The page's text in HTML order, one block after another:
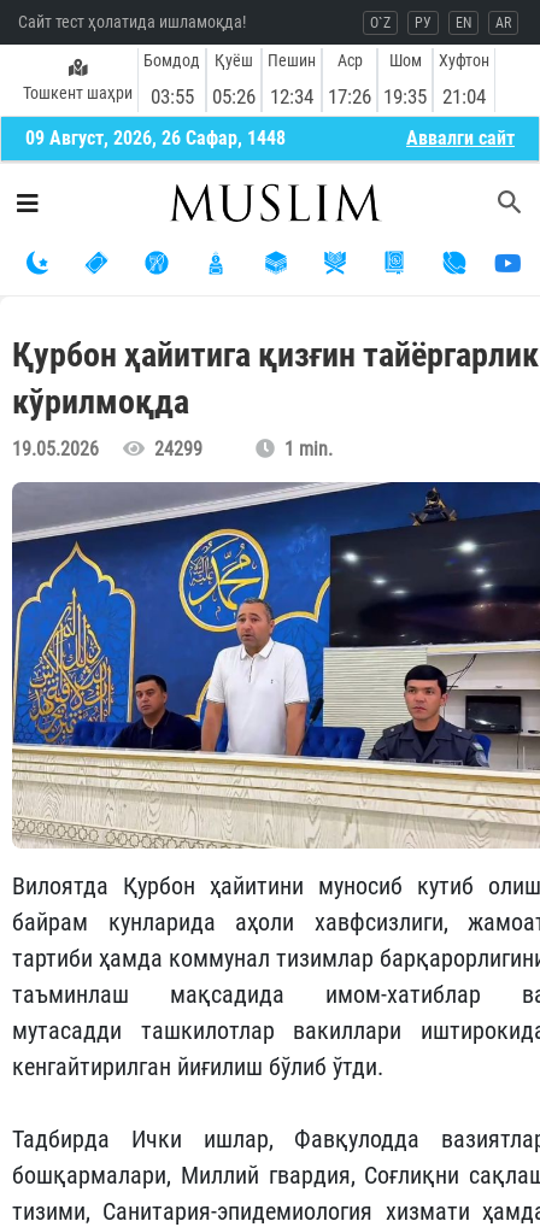
Сайт тест ҳолатида ишламоқда! O`Z РУ EN AR
Тошкент шаҳри
Бомдод
03:55
Қуёш
05:26
Пешин
12:34
Аср
17:26
Шом
19:35
Хуфтон
21:04
09 Август, 2026, 26 Сафар, 1448 Aввалги сайт
Қурбон ҳайитига қизғин тайёргарлик
кўрилмоқда
19.05.2026 24299 1 min.
Вилоятда Қурбон ҳайитини муносиб кутиб
байрам кунларида аҳоли хавфсизлиги,
тартиби ҳамда коммунал тизимлар
таъминлаш мақсадида имом-хатиблар
мутасадди ташкилотлар вакиллари
кенгайтирилган йиғилиш бўлиб ўтди.
Тадбирда Ички ишлар, Фавқулодда
бошқармалари, Миллий гвардия, Соғлиқни
тизими, Санитария-эпидемиология хизмати